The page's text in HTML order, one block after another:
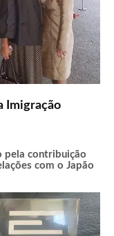
Imigração
pela contribuição
com o Japão